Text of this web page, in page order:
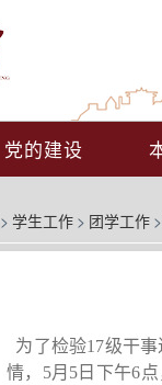
党的建设
> 学生工作 > 团学工作 >
为了检验17级干事
情， 5月 5 日下午6